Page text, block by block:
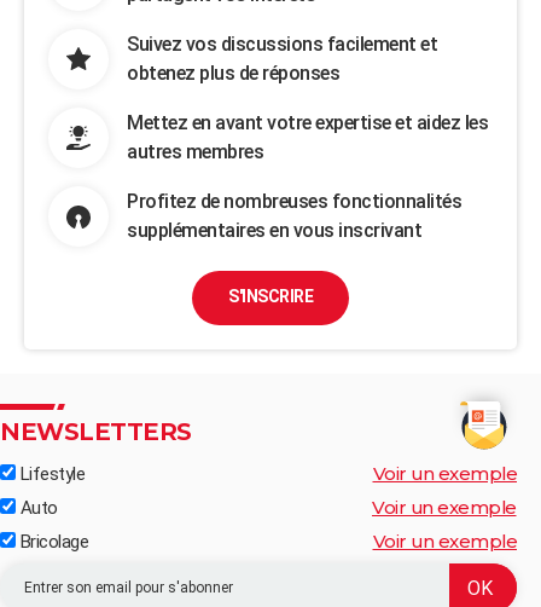
Suivez vos discussions facilement et
obtenez plus de réponses
Mettez en avant votre expertise et aidez les
autres membres
Profitez de nombreuses fonctionnalités
supplémentaires en vous inscrivant
S'INSCRIRE
NEWSLETTERS
Lifestyle Voir un exemple
Auto Voir un exemple
Bricolage Voir un exemple